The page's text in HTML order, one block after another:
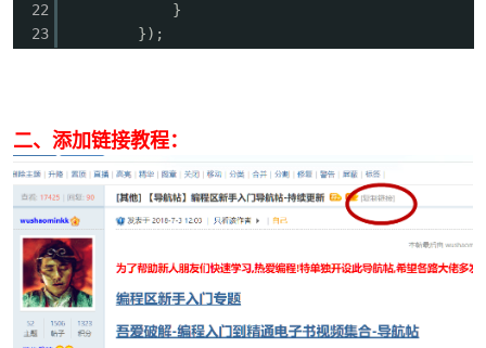
22
23
}
});
二、添加链接教程：